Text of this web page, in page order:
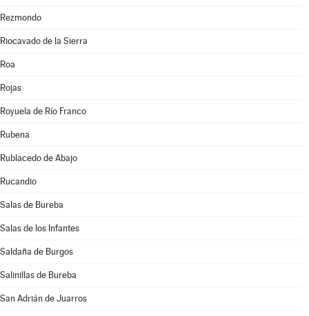
Rezmondo
Riocavado de la Sierra
Roa
Rojas
Royuela de Río Franco
Rubena
Rublacedo de Abajo
Rucandio
Salas de Bureba
Salas de los Infantes
Saldaña de Burgos
Salinillas de Bureba
San Adrián de Juarros